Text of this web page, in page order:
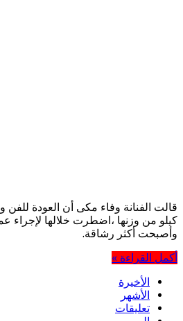
كيلو من وزنها ،اضطرت خلالها لإجراء
وأصبحت أكثر رشاقة.
أكمل القراءة »
الأخيرة
الأشهر
تعليقات